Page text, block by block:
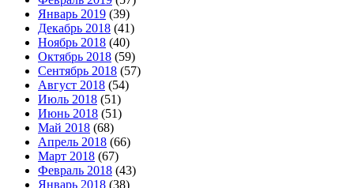
Январь 2019 (39)
Декабрь 2018 (41)
Ноябрь 2018 (40)
Октябрь 2018 (59)
Сентябрь 2018 (57)
Август 2018 (54)
Июль 2018 (51)
Июнь 2018 (51)
Май 2018 (68)
Апрель 2018 (66)
Март 2018 (67)
Февраль 2018 (43)
Январь 2018 (38)